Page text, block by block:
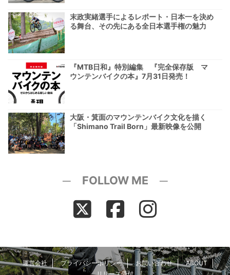
末政実緒選手によるレポート・日本一を決め
る舞台、その先にある全日本選手権の魅力
『MTB日和』特別編集 『完全保存版 マ
ウンテンバイクの本』7月31日発売！
大阪・箕面のマウンテンバイク文化を描く
「Shimano Trail Born」最新映像を公開
─ FOLLOW ME ─
運営会社 プライバシーポリシー お問い合わせ
ABOUT